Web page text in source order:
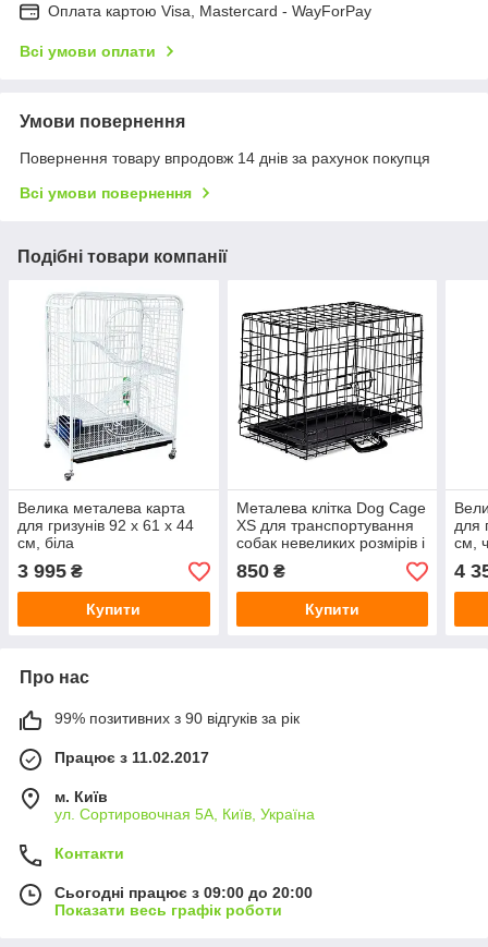
Оплата картою Visa, Mastercard - WayForPay
Всі умови оплати
Умови повернення
Повернення товару впродовж 14 днів за рахунок покупця
Всі умови повернення
Подібні товари компанії
Велика металева карта
для гризунів 92 x 61 x 44
см, біла
3 995 ₴
Купити
Металева клітка Dog Cage
XS для транспортування
собак невеликих розмірів і
котів — 48 x 33 x 41 см
850₴
Купити
для
см,
4
Про нас
99% позитивних з 90 відгуків за рік
Працює з 11.02.2017
м. Київ
ул. Сортировочная 5А, Київ, Україна
Контакти
Сьогодні працює з 09:00 до 20:00
Показати весь графік роботи